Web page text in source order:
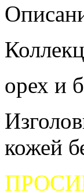
орех и
кожей